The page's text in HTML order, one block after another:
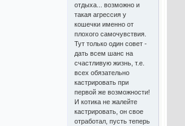
отдыха... возможно и
такая агрессия у
кошечки именно от
плохого самочувствия.
Тут только один совет -
дать всем шанс на
счастливую жизнь, т.е.
всех обязательно
кастрировать при
первой же возможности!
И котика не жалейте
кастрировать, он свое
отработал, пусть теперь